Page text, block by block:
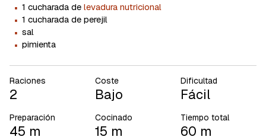
· 1 cucharada de levadura nutricional
· 1 cucharada de perejil
· sal
· pimienta
Raciones
2
Coste
Bajo
Dificultad
Fácil
Preparación
45 m
Cocinado
15 m
Tiempo total
60 m